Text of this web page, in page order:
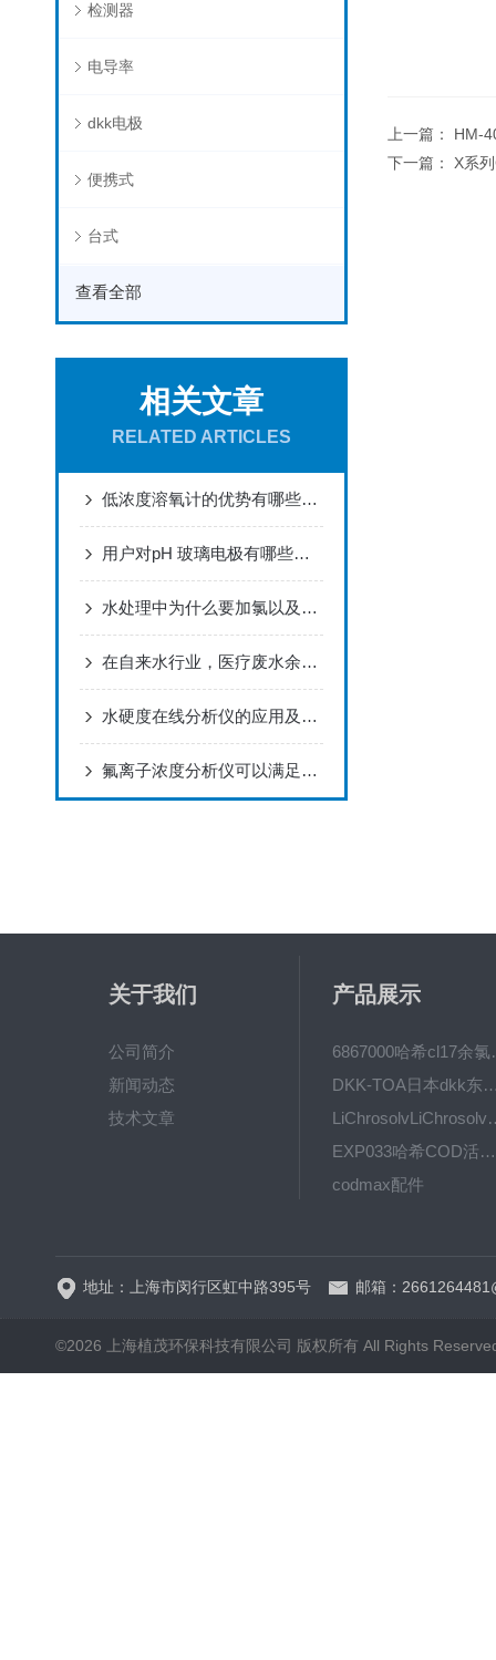
检测器
电导率
dkk电极
便携式
台式
查看全部
相关文章
RELATED ARTICLES
低浓度溶氧计的优势有哪些？看完下文就知道了
用户对pH 玻璃电极有哪些要求
水处理中为什么要加氯以及加氯消毒水如何监测
在自来水行业，医疗废水余氯的测量
水硬度在线分析仪的应用及技术优势，你是否了解透彻了呢？
氟离子浓度分析仪可以满足多样的离子测量需求
上一篇： HM-
下一篇： X系
关于我们
公司简介
新闻动态
技术文章
产品展示
6867000
DKK-TOA日本dkk东亚电
EXP033哈希COD活塞泵价格 EXP033
codmax配件
地址：上海市闵行区虹中路395号 邮箱：
©2026 上海植茂环保科技有限公司 版权所有 All Rights